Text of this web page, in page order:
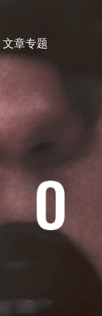
文章专题